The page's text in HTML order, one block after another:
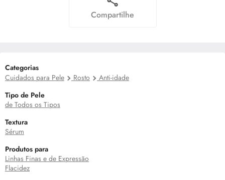
Compartilhe
Categorias
Cuidados para Pele
Rosto
Anti-idade
Tipo de Pele
de Todos os Tipos
Textura
Sérum
Produtos para
Linhas Finas e de Expressão
Flacidez